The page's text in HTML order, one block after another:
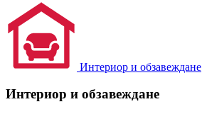
Интериор и обзавеждане
Интериор и обзавеждане